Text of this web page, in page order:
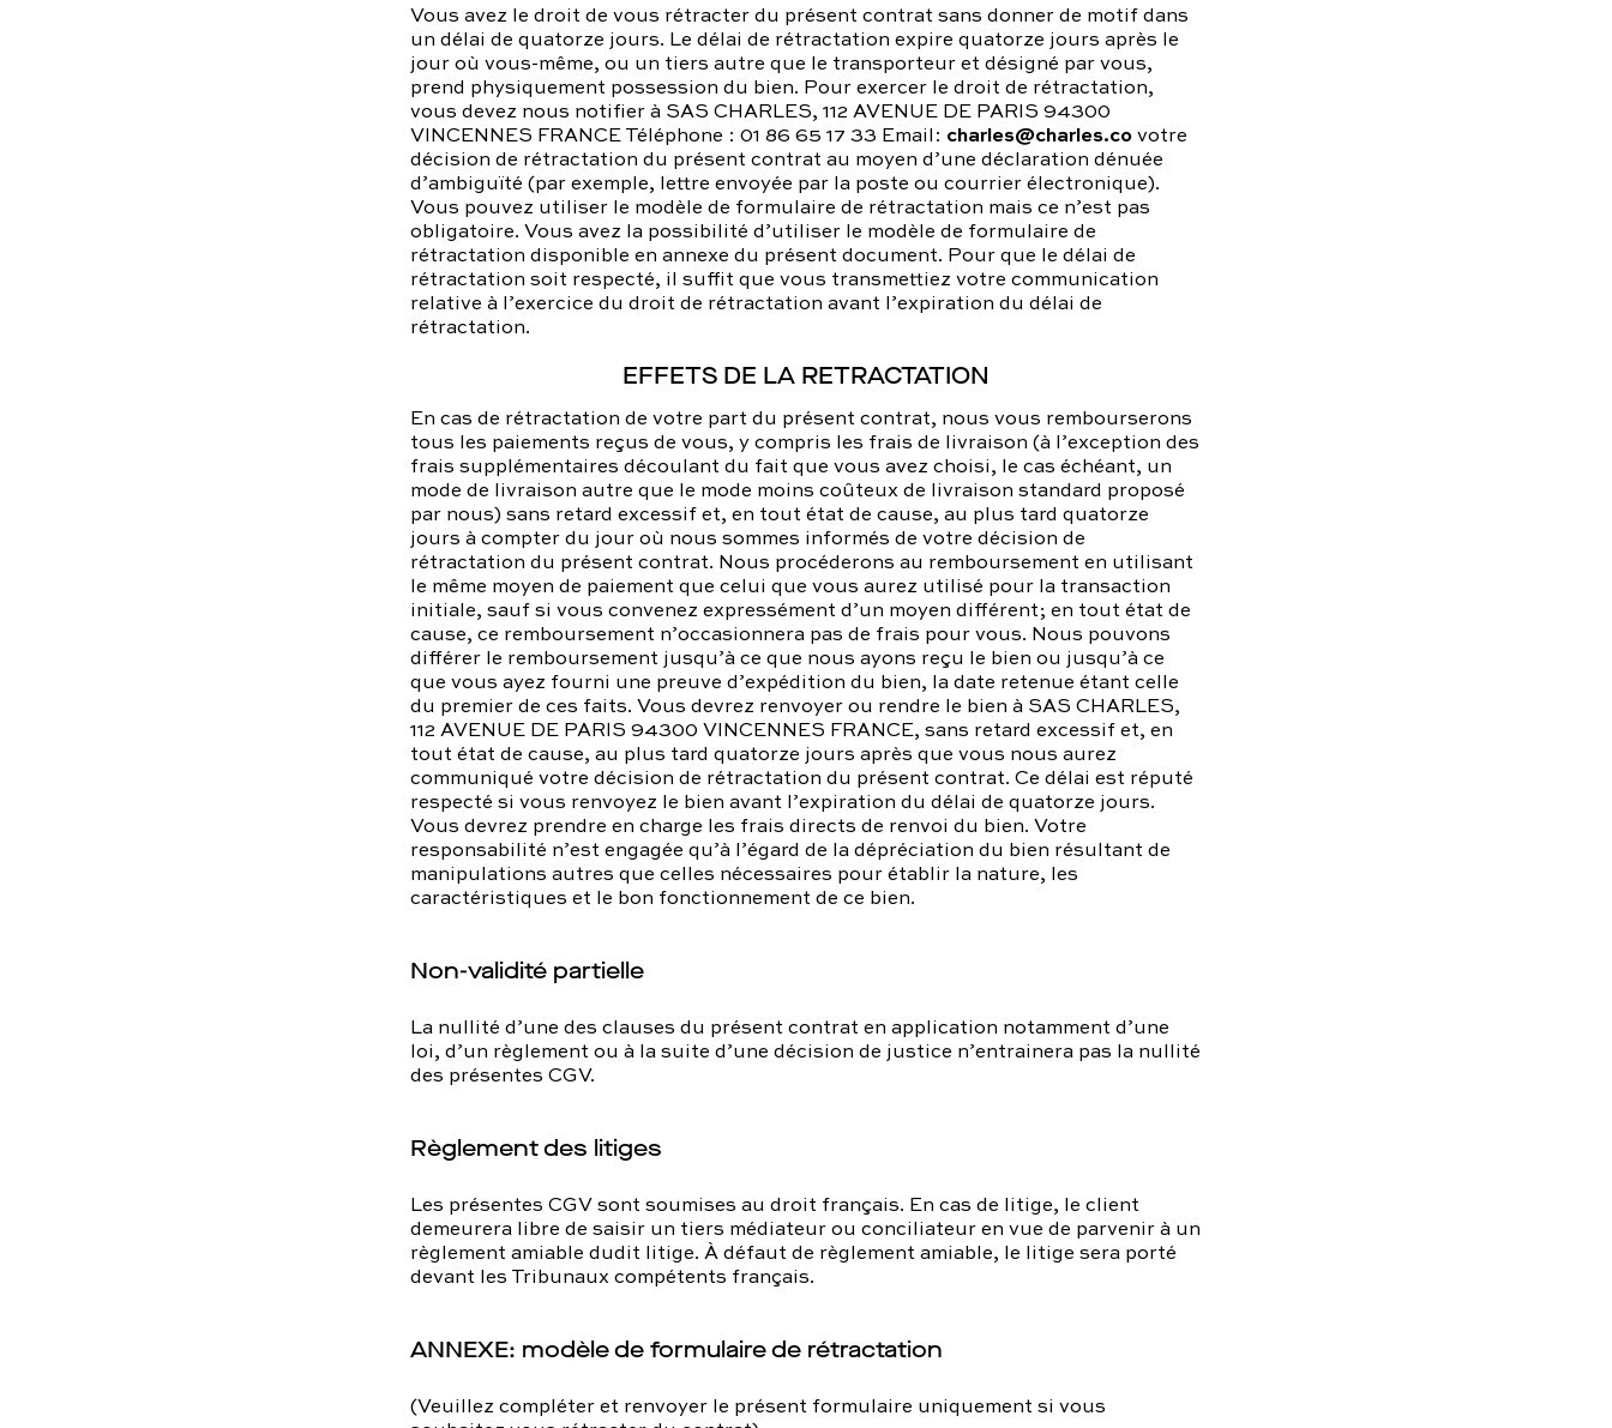
Vous avez le droit de vous rétracter du présent contrat sans donner de motif dans
un délai de quatorze jours. Le délai de rétractation expire quatorze jours après le
jour où vous-même, ou un tiers autre que le transporteur et désigné par vous,
prend physiquement possession du bien. Pour exercer le droit de rétractation,
vous devez nous notifier à SAS CHARLES, 112 AVENUE DE PARIS 94300
VINCENNES FRANCE Téléphone : 01 86 65 17 33 Email: charles@charles.covotre
décision de rétractation du présent contrat au moyen d’une déclaration dénuée
d’ambiguïté (par exemple, lettre envoyée par la poste ou courrier électronique).
Vous pouvez utiliser le modèle de formulaire de rétractation mais ce n’est pas
obligatoire. Vous avez la possibilité d’utiliser le modèle de formulaire de
rétractation disponible en annexe du présent document. Pour que le délai de
rétractation soit respecté, il suffit que vous transmettiez votre communication
relative à l’exercice du droit de rétractation avant l’expiration du délai de
rétractation.
EFFETS DE LA RETRACTATION
En cas de rétractation de votre part du présent contrat, nous vous rembourserons
tous les paiements reçus de vous, y compris les frais de livraison (à l’exception des
frais supplémentaires découlant du fait que vous avez choisi, le cas échéant, un
mode de livraison autre que le mode moins coûteux de livraison standard proposé
par nous) sans retard excessif et, en tout état de cause, au plus tard quatorze
jours à compter du jour où nous sommes informés de votre décision de
rétractation du présent contrat. Nous procéderons au remboursement en utilisant
le même moyen de paiement que celui que vous aurez utilisé pour la transaction
initiale, sauf si vous convenez expressément d’un moyen différent; en tout état de
cause, ce remboursement n’occasionnera pas de frais pour vous. Nous pouvons
différer le remboursement jusqu’à ce que nous ayons reçu le bien ou jusqu’à ce
que vous ayez fourni une preuve d’expédition du bien, la date retenue étant celle
du premier de ces faits. Vous devrez renvoyer ou rendre le bien à SAS CHARLES,
112 AVENUE DE PARIS 94300 VINCENNES FRANCE, sans retard excessif et, en
tout état de cause, au plus tard quatorze jours après que vous nous aurez
communiqué votre décision de rétractation du présent contrat. Ce délai est réputé
respecté si vous renvoyez le bien avant l’expiration du délai de quatorze jours.
Vous devrez prendre en charge les frais directs de renvoi du bien. Votre
responsabilité n’est engagée qu’à l’égard de la dépréciation du bien résultant de
manipulations autres que celles nécessaires pour établir la nature, les
caractéristiques et le bon fonctionnement de ce bien.
Non-validité partielle
La nullité d’une des clauses du présent contrat en application notamment d’une
loi, d’un règlement ou à la suite d’une décision de justice n’entrainera pas la nullité
des présentes CGV.
Règlement des litiges
Les présentes CGV sont soumises au droit français. En cas de litige, le client
demeurera libre de saisir un tiers médiateur ou conciliateur en vue de parvenir à un
règlement amiable dudit litige. À défaut de règlement amiable, le litige sera porté
devant les Tribunaux compétents français.
ANNEXE: modèle de formulaire de rétractation
(Veuillez compléter et renvoyer le présent formulaire uniquement si vous